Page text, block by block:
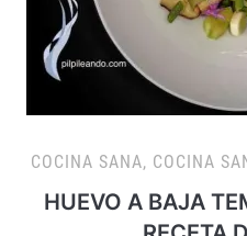
COCINA SANA, COCINA
HUEVO A BAJA